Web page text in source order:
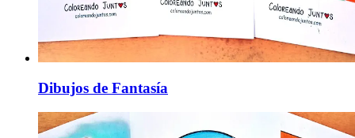
Dibujos de Fantasía